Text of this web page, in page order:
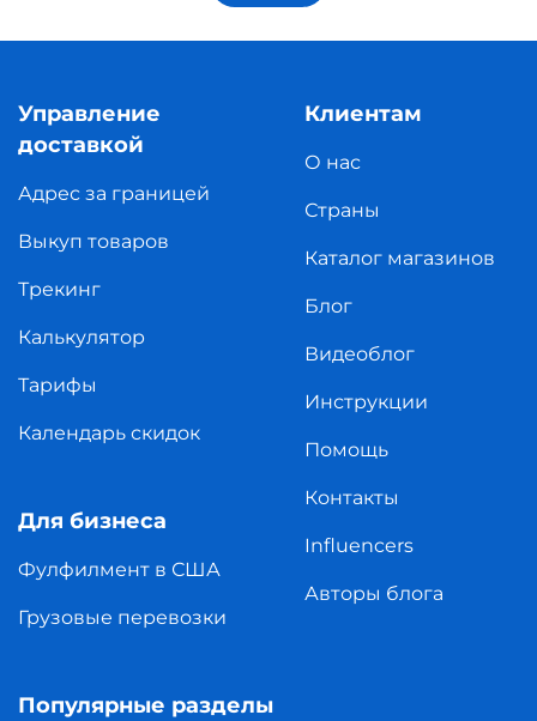
Управление
доставкой
Адрес за границей
Выкуп товаров
Трекинг
Калькулятор
Тарифы
Календарь скидок
Для бизнеса
Фулфилмент в США
Грузовые перевозки
Клиентам
О нас
Страны
Каталог магазинов
Блог
Видеоблог
Инструкции
Помощь
Контакты
Influencers
Авторы блога
Популярные разделы